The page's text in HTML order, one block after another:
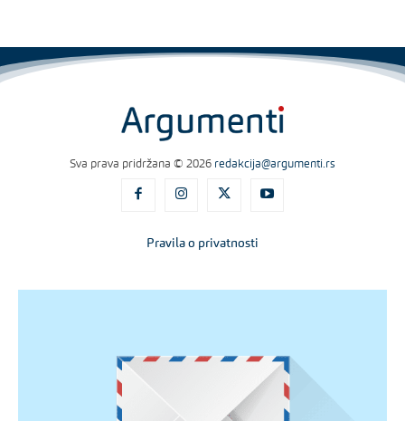
Sva prava pridržana © 2026 redakcija@argumenti.rs
Pravila o privatnosti